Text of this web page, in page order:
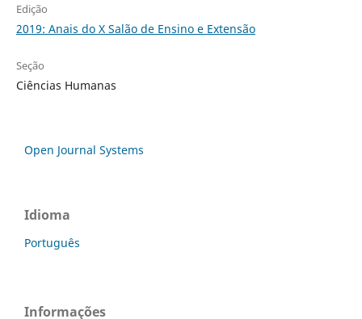
Edição
2019: Anais do X Salão de Ensino e Extensão
Seção
Ciências Humanas
Open Journal Systems
Idioma
Português
Informações